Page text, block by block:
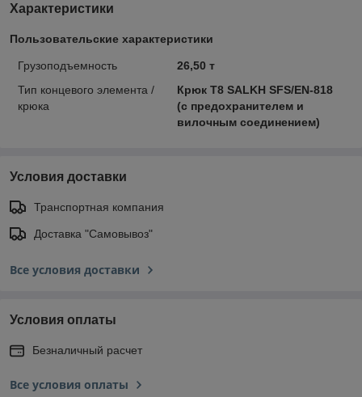
Характеристики
Пользовательские характеристики
Грузоподъемность
26,50 т
Тип концевого элемента /
крюка
Крюк Т8 SALKH SFS/EN-818
(с предохранителем и
вилочным соединением)
Условия доставки
Транспортная компания
Доставка "Самовывоз"
Все условия доставки
Условия оплаты
Безналичный расчет
Все условия оплаты